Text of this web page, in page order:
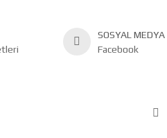
SOSYAL MEDYA
Facebook